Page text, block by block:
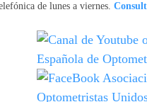
de lunes a viernes.